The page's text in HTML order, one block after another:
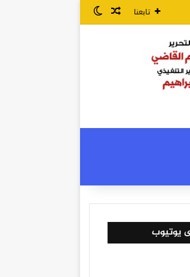
تابعنا مقال عشوائي
الوضع المظلم
يوتيوب